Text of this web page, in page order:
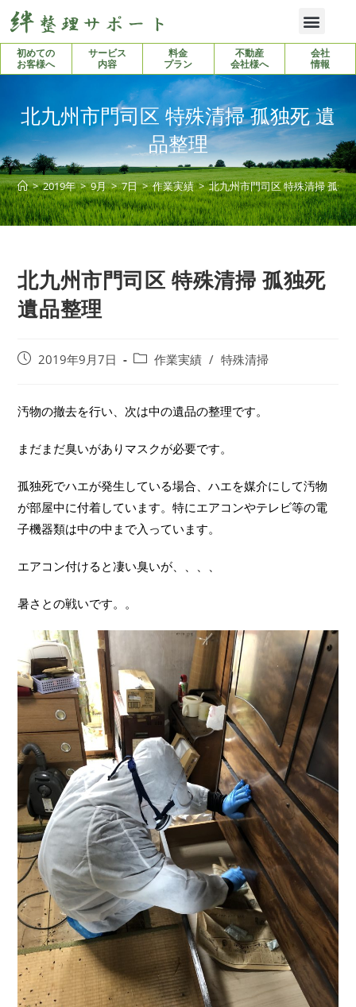
初めての
お客様へ
サービス
内容
料金
プラン
不動産
会社様へ
会社
情報
北九州市門司区 特殊清掃 孤独死 遺
品整理
> 2019年 > 9月 > 7日 > 作業実績 > 北九州市門司区 特殊清掃 孤独
北九州市門司区 特殊清掃 孤独死
遺品整理
2019年9月7日 作業実績 / 特殊清掃
汚物の撤去を行い、次は中の遺品の整理です。
まだまだ臭いがありマスクが必要です。
孤独死でハエが発生している場合、ハエを媒介にして汚物
が部屋中に付着しています。特にエアコンやテレビ等の電
子機器類は中の中まで入っています。
エアコン付けると凄い臭いが、、、、
暑さとの戦いです。。